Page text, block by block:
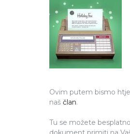
Ovim putem bismo
naš član.
Tu se možete